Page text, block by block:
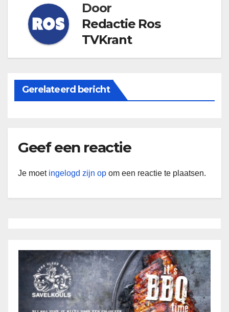
Door
Redactie Ros
TVKrant
Gerelateerd bericht
Geef een reactie
Je moet ingelogd zijn op om een reactie te plaatsen.